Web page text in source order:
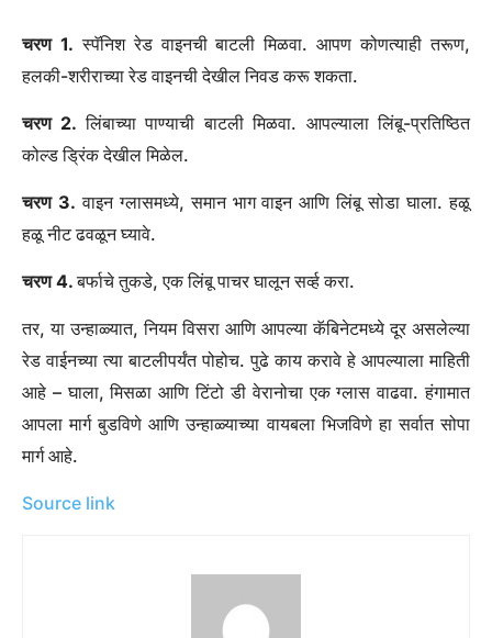
प्रत्येकासह त्याचे व्यक्तिमत्त्व आणि हेतू आहे.
संगरिया हे घागरातील फळ कोशिंबीरसारखे आहे. हे ठळक, बुझी आहे
आणि त्यात रेड वाइन, ब्रॅन्डी, चिरलेली फळे, फळांचा रस/सोडा
आणि स्वीटनरचा समावेश आहे. शिवाय, पेयला भिजण्यासाठी काही
तासांची आवश्यकता असते, ज्यामुळे स्वाद मिसळतात.
दुसरीकडे, टिंटो डी वेरानो हे रेड वाइन आणि सोडाचे एक साधे आणि
त्वरित मिश्रण आहे. त्यात लिंबूचा तुकडा जोडणे पूर्णपणे पर्यायी आहे.
क्लासिक टिंटो डी वेरानो कसे बनवायचे:
चरण 1.स्पॅनिश रेड वाइनची बाटली मिळवा. आपण कोणत्याही तरूण,
हलकी-शरीराच्या रेड वाइनची देखील निवड करू शकता.
कोल्ड ड्रिंक देखील मिळेल.